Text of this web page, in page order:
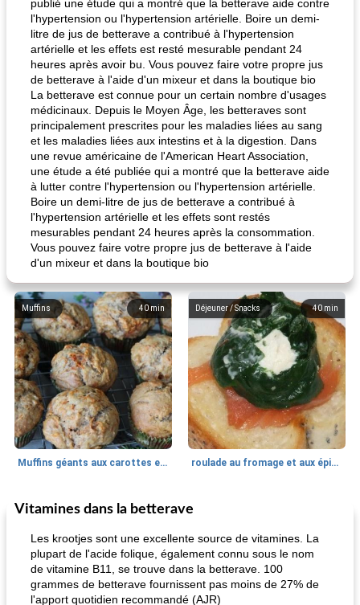
publié une étude qui a montré que la betterave aide contre
l'hypertension ou l'hypertension artérielle. Boire un demi-
litre de jus de betterave a contribué à l'hypertension
artérielle et les effets est resté mesurable pendant 24
heures après avoir bu. Vous pouvez faire votre propre jus
de betterave à l'aide d'un mixeur et dans la boutique bio
La betterave est connue pour un certain nombre d'usages
médicinaux. Depuis le Moyen Âge, les betteraves sont
principalement prescrites pour les maladies liées au sang
et les maladies liées aux intestins et à la digestion. Dans
une revue américaine de l'American Heart Association,
une étude a été publiée qui a montré que la betterave aide
à lutter contre l'hypertension ou l'hypertension artérielle.
Boire un demi-litre de jus de betterave a contribué à
l'hypertension artérielle et les effets sont restés
mesurables pendant 24 heures après la consommation.
Vous pouvez faire votre propre jus de betterave à l'aide
d'un mixeur et dans la boutique bio
40 min
Muffins
Muffins géants aux carottes et à la banane de Nif
40 min
Déjeuner / Snacks
roulade au fromage et aux épinards
30min
Marques de confiance: recettes et
Vitamines dans la betterave
Les krootjes sont une excellente source de vitamines. La
plupart de l'acide folique, également connu sous le nom
de vitamine B11, se trouve dans la betterave. 100
grammes de betterave fournissent pas moins de 27% de
l'apport quotidien recommandé (AJR)